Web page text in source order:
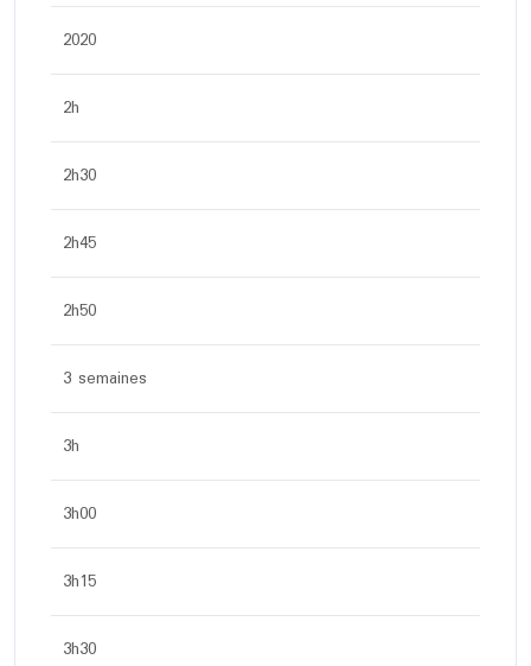
2020
2h
2h30
2h45
2h50
3 semaines
3h
3h00
3h15
3h30